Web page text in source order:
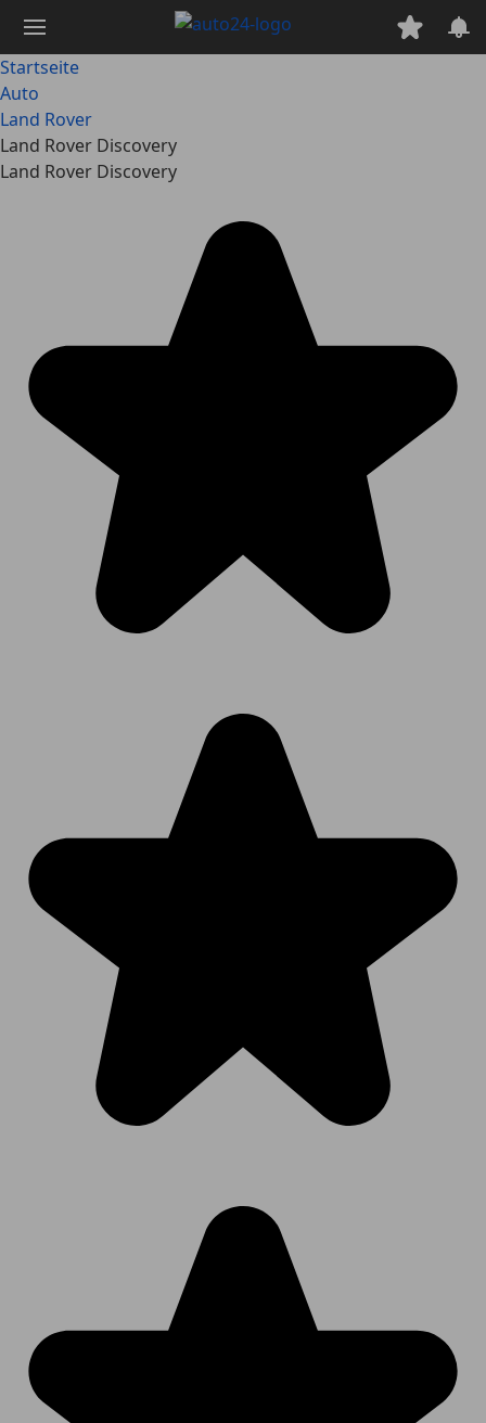
Hauptinhalt
springen
Startseite
Auto
Land Rover
Land Rover Discovery
Land Rover Discovery